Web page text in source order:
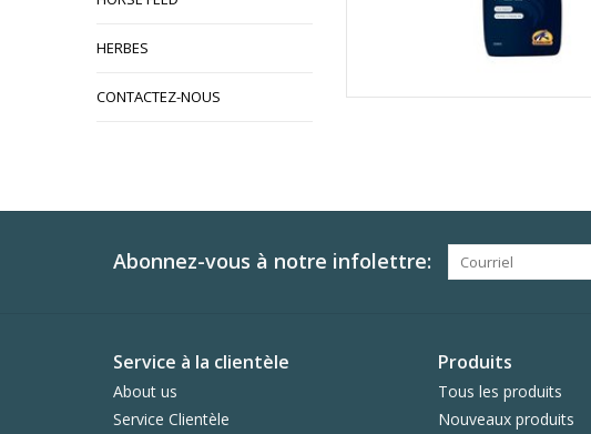
HERBES
CONTACTEZ-NOUS
Abonnez-vous à notre infolettre:
Service à la clientèle
About us
Service Clientèle
Produits
Tous les produits
Nouveaux produits